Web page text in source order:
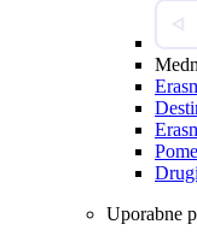
Uporabne